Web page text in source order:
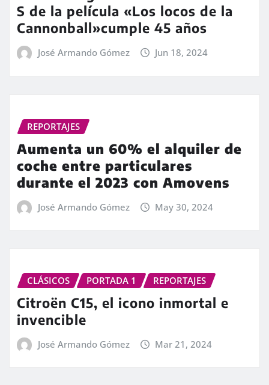
S de la película «Los locos de la
Cannonball»cumple 45 años
José Armando Gómez Jun 18, 2024
REPORTAJES
Aumenta un 60% el alquiler de
coche entre particulares
durante el 2023 con Amovens
José Armando Gómez May 30, 2024
CLÁSICOS PORTADA 1 REPORTAJES
Citroën C15, el icono inmortal e
invencible
José Armando Gómez Mar 21, 2024